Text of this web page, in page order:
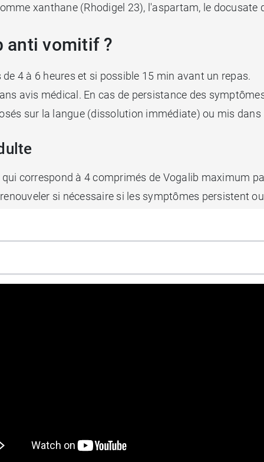
xanthane (Rhodigel 23), l'aspartam, le docusate
anti vomitif ?
4 à 6 heures et si possible 15 min avant un repas.
avis médical. En cas de persistance des
sur la langue (dissolution immédiate) ou mis
correspond à 4 comprimés de Vogalib maximum
si nécessaire si les symptômes persistent
éventuellement en cas de récidive.
: attention à la conduite automobile ou de